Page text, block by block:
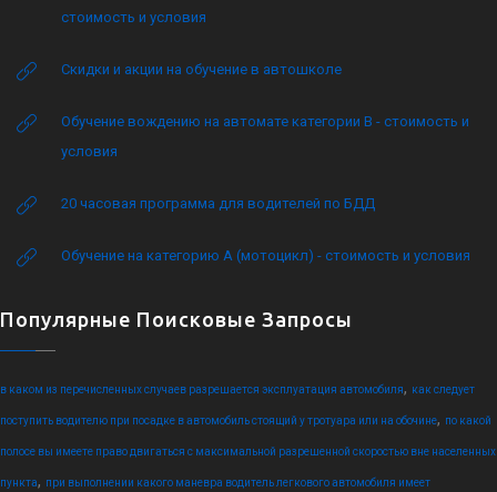
стоимость и условия
Скидки и акции на обучение в автошколе
Обучение вождению на автомате категории B - стоимость и
условия
20 часовая программа для водителей по БДД
Обучение на категорию А (мотоцикл) - стоимость и условия
Популярные Поисковые Запросы
в каком из перечисленных случаев разрешается эксплуатация автомобиля, как следует
поступить водителю при посадке в автомобиль стоящий у тротуара или на обочине, по какой
полосе вы имеете право двигаться с максимальной разрешенной скоростью вне населенных
пункта, при выполнении какого маневра водитель легкового автомобиля имеет